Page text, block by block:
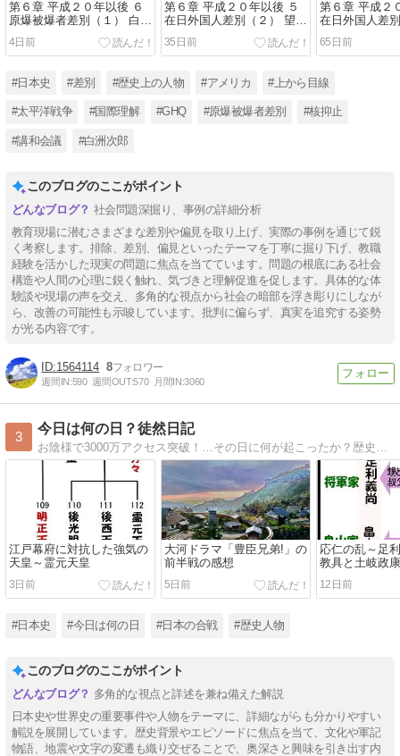
第６章 平成２０年以後 ６
原爆被爆者差別（１） 白洲
次郎
4日前
第６章 平成２０年以後 ５
在日外国人差別（２） 望月
35日前
第６章 平成２
在日外国人差
65日前
#日本史 #差別 #歴史上の人物 #アメリカ #上から目線
#太平洋戦争 #国際理解 #GHQ #原爆被爆者差別 #核抑止
#講和会議 #白洲次郎
このブログのここがポイント
社会問題深掘り、事例の詳細分析
教育現場に潜むさまざまな差別や偏見を取り上げ、実際の事例を通じて鋭
く考察します。排除、差別、偏見といったテーマを丁寧に掘り下げ、教職
経験を活かした現実の問題に焦点を当てています。問題の根底にある社会
構造や人間の心理に鋭く触れ、気づきと理解促進を促します。具体的な体
験談や現場の声を交え、多角的な視点から社会の暗部を浮き彫りにしなが
ら、改善の可能性も示唆しています。批判に偏らず、真実を追究する姿勢
が光る内容です。
1564114 8
週間IN:590 週間OUT:570 月間IN:3060
3
今日は何の日？徒然日記
お陰様で3000万アクセス突破！…その日に何が起こったか？歴史のあんな事こんな事楽しんでいくブログです
江戸幕府に対抗した強気の
天皇～霊元天皇
3日前
大河ドラマ「豊臣兄弟!」の
前半戦の感想
5日前
応仁の乱～足
教具と土岐政
の戦い
12日前
#日本史 #今日は何の日 #日本の合戦 #歴史人物
このブログのここがポイント
多角的な視点と詳述を兼ね備えた解説
日本史や世界史の重要事件や人物をテーマに、詳細ながらも分かりやすい
解説を展開しています。歴史背景やエピソードに焦点を当て、文化や軍記
物語、地震や文字の変遷も織り交ぜることで、奥深さと興味を引き出す内